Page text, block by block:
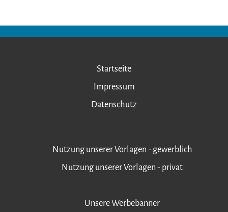
Startseite
Impressum
Datenschutz
Nutzung unserer Vorlagen - gewerblich
Nutzung unserer Vorlagen - privat
Unsere Werbebanner